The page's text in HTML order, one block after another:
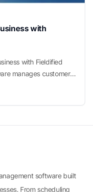
with
with Fieldified
manages customers,
software built
From scheduling